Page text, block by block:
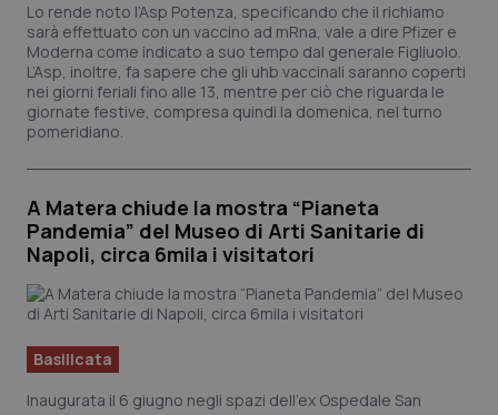
Lo rende noto l’Asp Potenza, specificando che il richiamo
sarà effettuato con un vaccino ad mRna, vale a dire Pfizer e
Moderna come indicato a suo tempo dal generale Figliuolo.
L’Asp, inoltre, fa sapere che gli uhb vaccinali saranno coperti
nei giorni feriali fino alle 13, mentre per ciò che riguarda le
giornate festive, compresa quindi la domenica, nel turno
pomeridiano.
A Matera chiude la mostra “Pianeta
Pandemia” del Museo di Arti Sanitarie di
Napoli, circa 6mila i visitatori
Basilicata
Inaugurata il 6 giugno negli spazi dell’ex Ospedale San
Necessari Statistici Marketing
I cookie necessari contribuiscono a rendere fruibile il sito web
l'accesso alle aree protette del sito. Il sito web non è in grado di
Nome
Fornitore/Dominio
VISITOR_PRIVACY_METADATA
YouTube